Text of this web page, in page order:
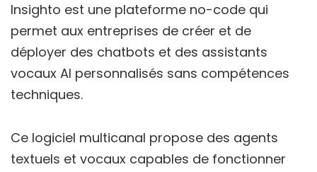
Insighto est une plateforme no-code qui
permet aux entreprises de créer et de
déployer des chatbots et des assistants
vocaux AI personnalisés sans compétences
techniques.
Ce logiciel multicanal propose des agents
textuels et vocaux capables de fonctionner